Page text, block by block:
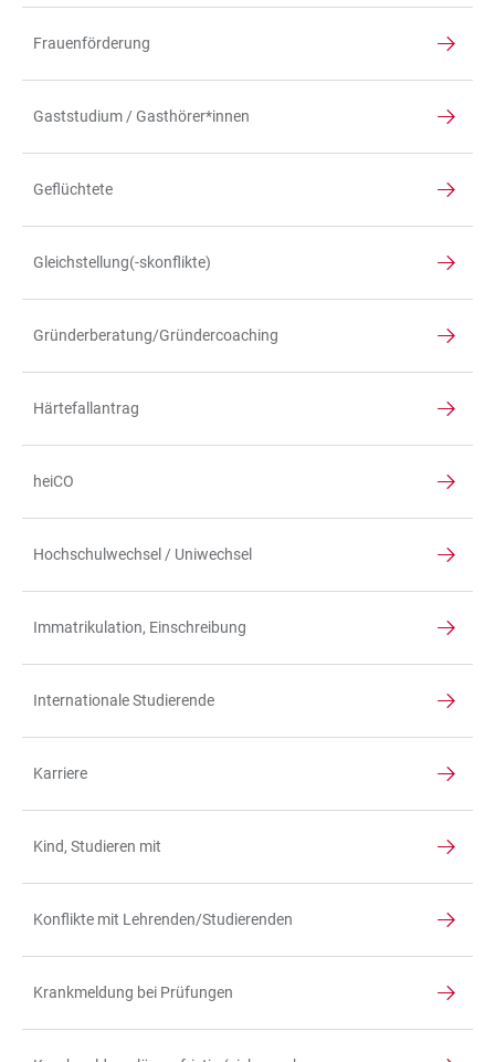
Frauenförderung
Gaststudium / Gasthörer*innen
Geflüchtete
Gleichstellung(-skonflikte)
Gründerberatung/Gründercoaching
Härtefallantrag
heiCO
Hochschulwechsel / Uniwechsel
Immatrikulation, Einschreibung
Internationale Studierende
Karriere
Kind, Studieren mit
Konflikte mit Lehrenden/Studierenden
Krankmeldung bei Prüfungen